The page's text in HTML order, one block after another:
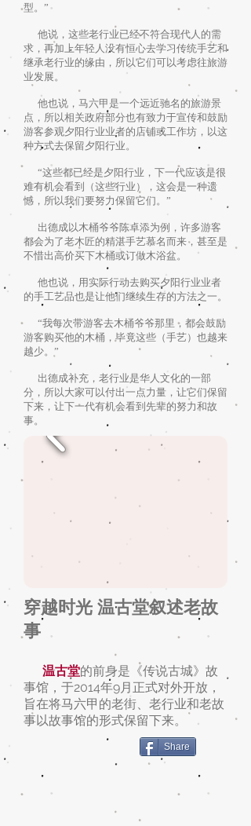
型。”
他说，这些老行业已经不符合现代人的需
求，再加上年轻人没有恒心去学习传统手艺和
继承老行业的缘由，所以它们可以考虑往旅游
业发展。
他也说，马六甲是一个远近驰名的旅游景
点，所以相关政府部分也有致力于宣传和鼓励
游客参观夕阳行业业者的店铺或工作坊，以这
种方式去保留夕阳行业。
“这些都已经是夕阳行业，下一代应该是很
难有机会看到（这些行业），这会是一种遗
憾，所以我们要努力保留它们。”
出德成以木桶爷爷陈卓添为例，许多游客
都会为了老木匠的精湛手艺慕名而来，甚至是
不惜出高价买下木桶或订做木浴盆。
他也说，用实际行动去购买夕阳行业业者
的手工艺品也是让他们继续生存的方法之一。
“我每次带游客去木桶爷爷那里，都会鼓励
游客购买他的木桶，毕竟这些（手艺）也越来
越少。”
出德成补充，老行业是华人文化的一部
分，所以大家可以付出一点力量，让它们保留
下来，让下一代有机会看到先辈的努力和故
事。
穿越时光 温古堂叙述老故
事
温古堂的前身是《传说古城》故
事馆，于2014年9月正式对外开放，
旨在将马六甲的老街、老行业和老故
事以故事馆的形式保留下来。
Share